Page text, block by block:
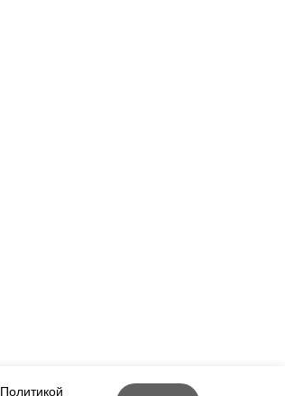
Политикой